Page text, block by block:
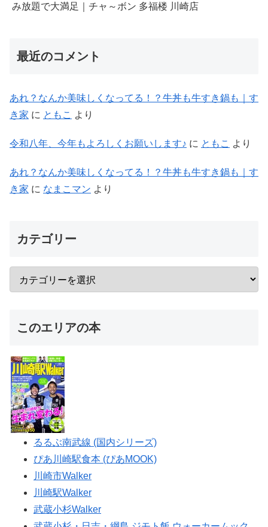
み放題で大満足｜チャ～ボン 多福楼 川崎店
最近のコメント
あれ？なんか美味しくなってる！？牛丼も牛すき鍋も｜す
き家 に ともこ より
令和八年、今年もよろしくお願いします♪ に ともこ より
あれ？なんか美味しくなってる！？牛丼も牛すき鍋も｜す
き家 に なまこマン より
カテゴリー
このエリアの本
るるぶ南武線 (国内シリーズ)
ぴあ川崎駅食本 (ぴあMOOK)
川崎市Walker
川崎駅Walker
武蔵小杉Walker